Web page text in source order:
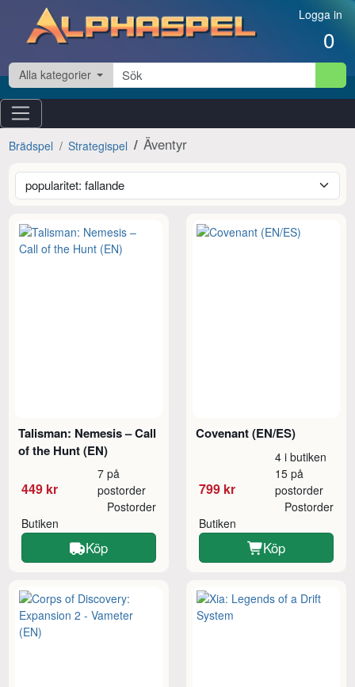
Hoppa till innehåll Logga in
0
Alla kategorier
Brädspel Strategispel Äventyr
Talisman: Nemesis – Call
of the Hunt (EN)
449 kr
7 på
postorder
Butiken
Postorder
Köp
Covenant (EN/ES)
799 kr
4 i butiken
15 på
postorder
Butiken
Postorder
Köp